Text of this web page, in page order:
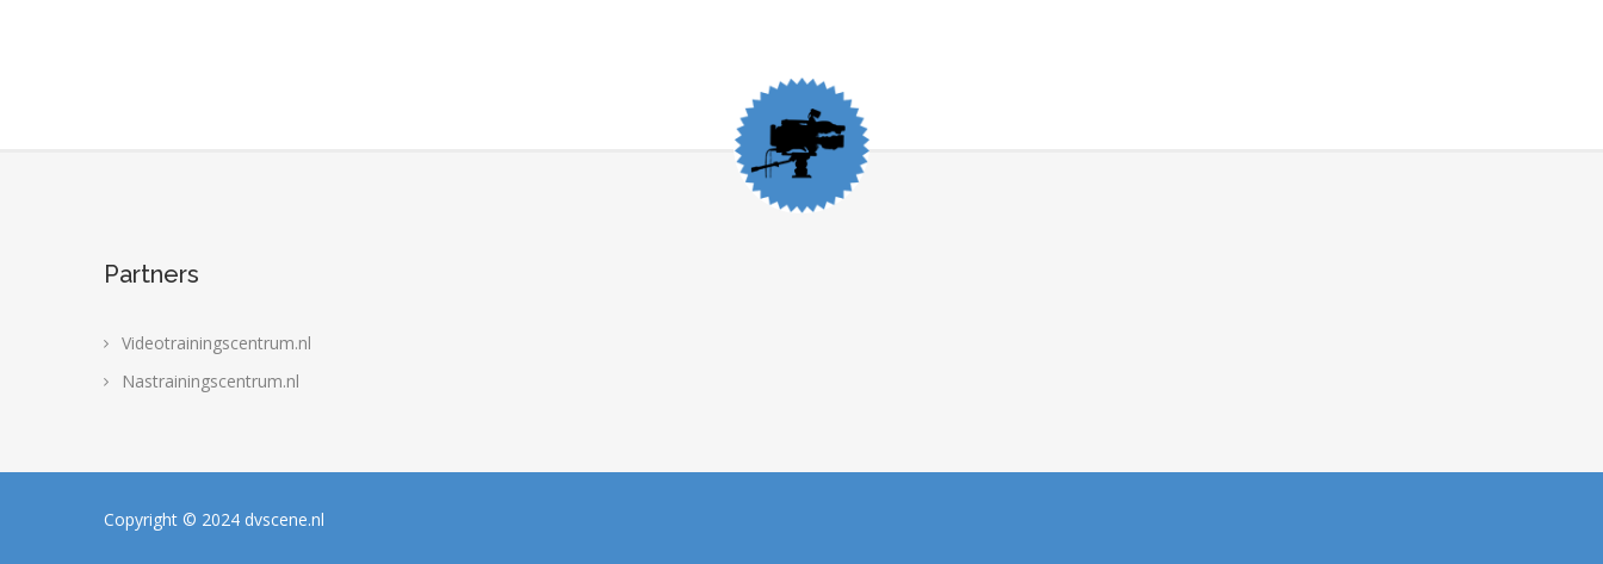
Partners
Videotrainingscentrum.nl
Nastrainingscentrum.nl
Copyright © 2024 dvscene.nl